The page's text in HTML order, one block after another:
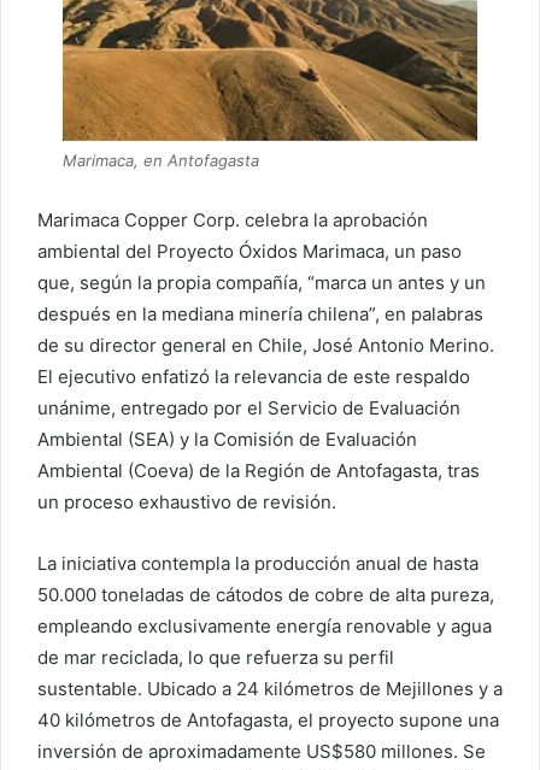
Marimaca, en Antofagasta
Marimaca Copper Corp. celebra la aprobación
ambiental del Proyecto Óxidos Marimaca, un paso
que, según la propia compañía, “marca un antes y un
después en la mediana minería chilena”, en palabras
de su director general en Chile, José Antonio Merino.
El ejecutivo enfatizó la relevancia de este respaldo
unánime, entregado por el Servicio de Evaluación
Ambiental (SEA) y la Comisión de Evaluación
Ambiental (Coeva) de la Región de Antofagasta, tras
un proceso exhaustivo de revisión.
La iniciativa contempla la producción anual de hasta
50.000 toneladas de cátodos de cobre de alta pureza,
empleando exclusivamente energía renovable y agua
de mar reciclada, lo que refuerza su perfil
sustentable. Ubicado a 24 kilómetros de Mejillones y a
40 kilómetros de Antofagasta, el proyecto supone una
inversión de aproximadamente US$580 millones. Se